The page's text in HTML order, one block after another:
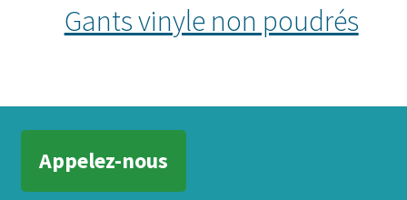
Gants vinyle non poudrés
Appelez-nous